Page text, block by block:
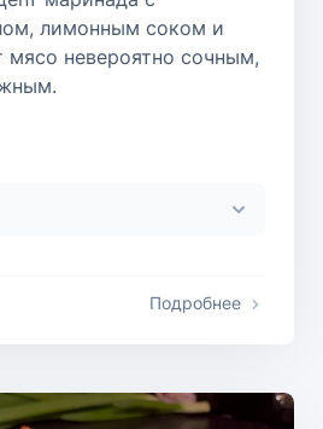
лимонным соком и
мясо невероятно сочным,
Подробнее